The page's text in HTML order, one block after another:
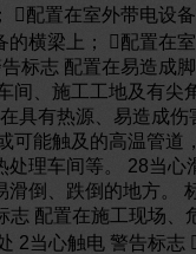
配置在室外带电设
的横梁上； 配置在
标志 配置在易造成
间、施工工地及有尖
具有热源、易造成伤
可能触及的高温管道
处理车间等。 28当心
滑倒、跌倒的地方。
志 配置在施工现场、
2当心触电 警告标志